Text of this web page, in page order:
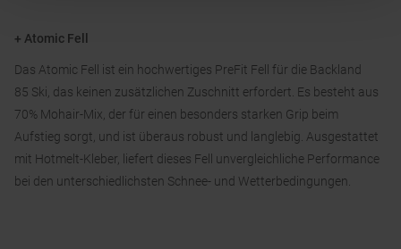
+ Atomic Fell
Das Atomic Fell ist ein hochwertiges PreFit Fell für die Backland
85 Ski, das keinen zusätzlichen Zuschnitt erfordert. Es besteht aus
70% Mohair-Mix, der für einen besonders starken Grip beim
Aufstieg sorgt, und ist überaus robust und langlebig. Ausgestattet
mit Hotmelt-Kleber, liefert dieses Fell unvergleichliche Performance
bei den unterschiedlichsten Schnee- und Wetterbedingungen.